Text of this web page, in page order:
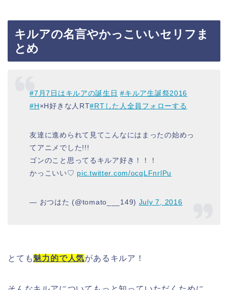
キルアの名言やかっこいいセリフま
とめ
#7月7日はキルアの誕生日 #キルア生誕祭2016
#H×H好きな人RT#RTした人全員フォローする
友達に進められて見てこんなにはまったの始めっ
てアニメでした!!!
ゴンのこと思ってるキルア好き！！！
かっこいい♡ pic.twitter.com/ocqLFnrlPu
— おつはた (@tomato___149) July 7, 2016
とても魅力的で人気があるキルア！